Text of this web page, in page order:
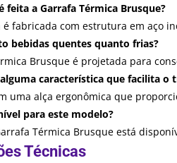
feita a Garrafa Térmica Brusque?
fabricada com estrutura em aço
bebidas quentes quanto frias?
Brusque é projetada para
característica que facilita o
uma alça ergonômica que
para este modelo?
Térmica Brusque está